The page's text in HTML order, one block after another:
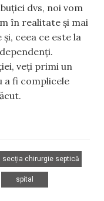
dvs, noi vom
în realitate și mai
ceea ce este la
veți primi un
a fi complicele
secția chirurgie septică
spital